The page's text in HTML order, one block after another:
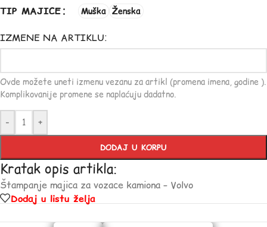
TIP MAJICE Muška Ženska
IZMENE NA ARTIKLU:
Ovde možete uneti izmenu vezanu za artikl (promena imena, godine ).
Komplikovanije promene se naplaćuju dadatno.
- +
DODAJ U KORPU
Kratak opis artikla:
Štampanje majica za vozace kamiona – Volvo
Dodaj u listu želja